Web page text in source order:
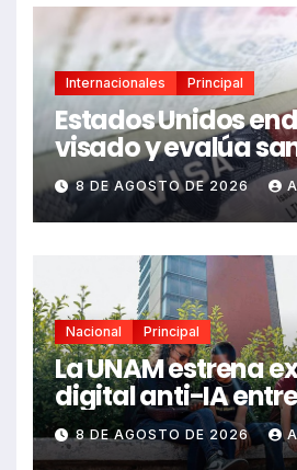
Internacionales Principal
Estados Unidos
visado y evalúa
funcionarios de
8 DE AGOSTO DE 2026
Nacional Principal
La UNAM estrena
digital anti-IA
técnicas y
estudiantil
8 DE AGOSTO DE 2026